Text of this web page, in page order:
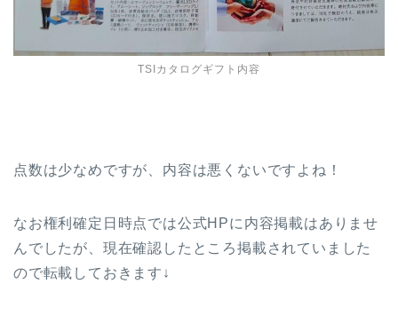
TSIカタログギフト内容
点数は少なめですが、内容は悪くないですよね！
なお権利確定日時点では公式HPに内容掲載はありませ
んでしたが、現在確認したところ掲載されていました
ので転載しておきます↓